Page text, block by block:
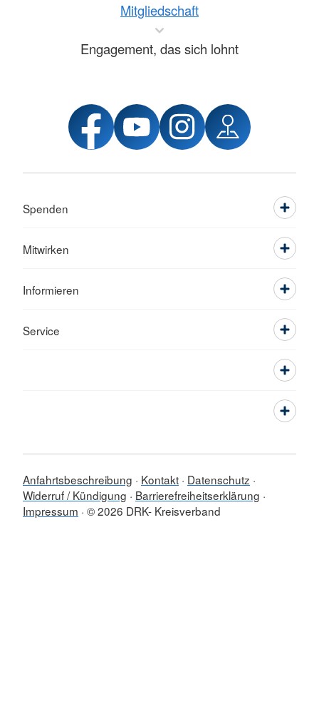
Mitgliedschaft
Engagement, das sich lohnt
Spenden
Mitwirken
Informieren
Service
Anfahrtsbeschreibung Kontakt Datenschutz
Widerruf / Kündigung
Barrierefreiheitserklärung
Impressum © 2026 DRK- Kreisverband